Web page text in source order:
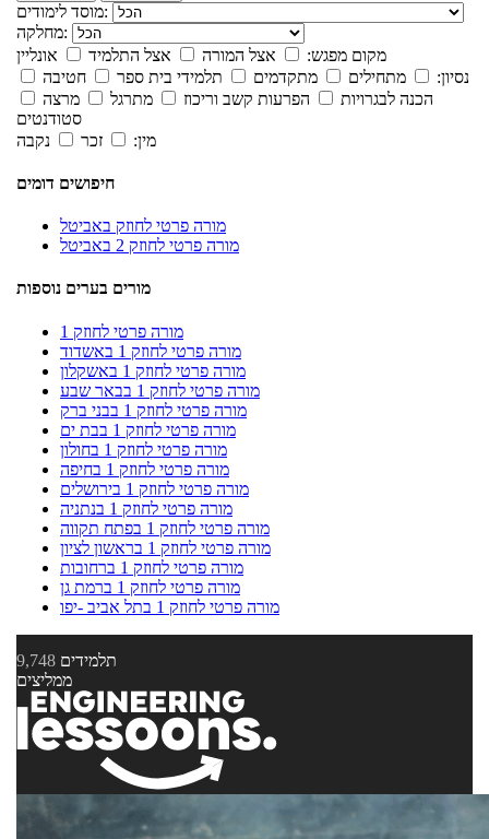
מוסד לימודים:
מחלקה:
מקום מפגש:
אצל המורה אצל התלמיד
אונליין
נסיון:
מתחילים מתקדמים תלמידי בית ספר
חטיבה
הכנה לבגרויות
הפרעות קשב וריכוז מתרגל
מרצה
סטודנטים
מין:
זכר נקבה
חיפושים דומים
מורה פרטי לחוזק באביטל
מורה פרטי לחוזק 2 באביטל
מורים בערים נוספות
מורה פרטי לחוזק 1
מורה פרטי לחוזק 1 באשדוד
מורה פרטי לחוזק 1 באשקלון
מורה פרטי לחוזק 1 בבאר שבע
מורה פרטי לחוזק 1 בבני ברק
מורה פרטי לחוזק 1 בבת ים
מורה פרטי לחוזק 1 בחולון
מורה פרטי לחוזק 1 בחיפה
מורה פרטי לחוזק 1 בירושלים
מורה פרטי לחוזק 1 בנתניה
מורה פרטי לחוזק 1 בפתח תקווה
מורה פרטי לחוזק 1 בראשון לציון
מורה פרטי לחוזק 1 ברחובות
מורה פרטי לחוזק 1 ברמת גן
מורה פרטי לחוזק 1 בתל אביב -יפו
9,748 תלמידים
ממליצים